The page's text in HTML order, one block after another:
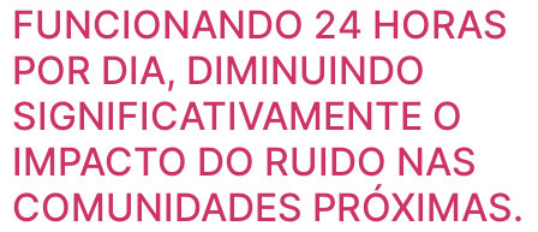
FUNCIONANDO 24 HORAS
POR DIA, DIMINUINDO
SIGNIFICATIVAMENTE O
IMPACTO DO RUIDO NAS
COMUNIDADES PRÓXIMAS.